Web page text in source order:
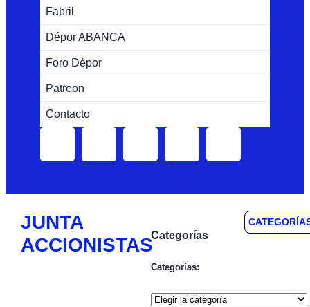
Fabril
Dépor ABANCA
Foro Dépor
Patreon
Contacto
JUNTA
ACCIONISTASCategorías
Categorías: